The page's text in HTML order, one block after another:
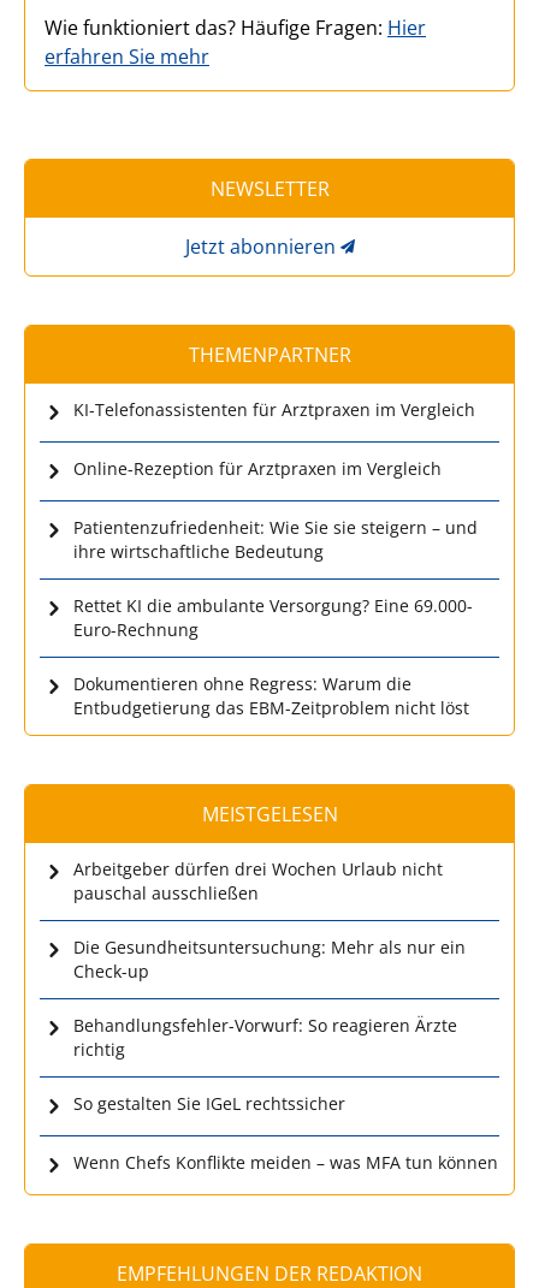
Wie funktioniert das? Häufige Fragen: Hier
erfahren Sie mehr
NEWSLETTER
Jetzt abonnieren
THEMENPARTNER
KI-Telefonassistenten für Arztpraxen im Vergleich
Online-Rezeption für Arztpraxen im Vergleich
Patientenzufriedenheit: Wie Sie sie steigern – und
ihre wirtschaftliche Bedeutung
Rettet KI die ambulante Versorgung? Eine 69.000-
Euro-Rechnung
Dokumentieren ohne Regress: Warum die
Entbudgetierung das EBM-Zeitproblem nicht löst
MEISTGELESEN
Arbeitgeber dürfen drei Wochen Urlaub nicht
pauschal ausschließen
Die Gesundheitsuntersuchung: Mehr als nur ein
Check-up
Behandlungsfehler-Vorwurf: So reagieren Ärzte
richtig
So gestalten Sie IGeL rechtssicher
Wenn Chefs Konflikte meiden – was MFA tun können
EMPFEHLUNGEN DER REDAKTION